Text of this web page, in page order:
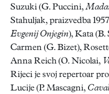
Suzuki (G. Puccini,
Stahuljak, praizvedba
Evgenij Onjegin), Kata (B.
Carmen (G. Bizet),
Anna Reich (O. Nicolai,
Rijeci je svoj repertoar
Lucije (P. Mascagni,